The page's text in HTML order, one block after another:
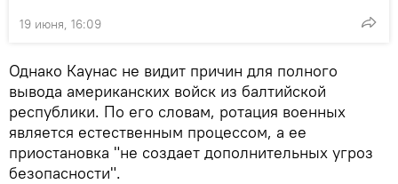
19 июня, 16:09
Однако Каунас не видит причин для полного
вывода американских войск из балтийской
республики. По его словам, ротация военных
является естественным процессом, а ее
приостановка "не создает дополнительных угроз
безопасности".